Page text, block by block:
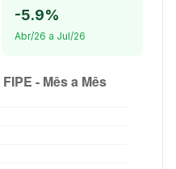
-5.9%
Abr/26 a Jul/26